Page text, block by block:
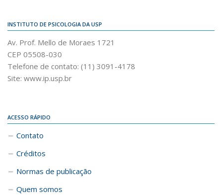
INSTITUTO DE PSICOLOGIA DA USP
Av. Prof. Mello de Moraes 1721
CEP 05508-030
Telefone de contato: (11) 3091-4178
Site: www.ip.usp.br
ACESSO RÁPIDO
Contato
Créditos
Normas de publicação
Quem somos